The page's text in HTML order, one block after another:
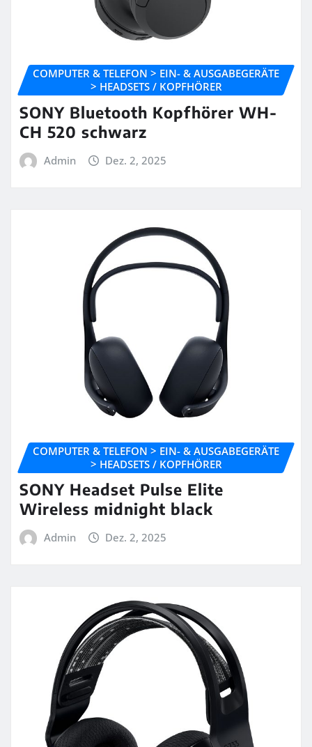
COMPUTER & TELEFON > EIN- & AUSGABEGERÄTE
> HEADSETS / KOPFHÖRER
SONY Bluetooth Kopfhörer WH-
CH 520 schwarz
Admin Dez. 2, 2025
COMPUTER & TELEFON > EIN- & AUSGABEGERÄTE
> HEADSETS / KOPFHÖRER
SONY Headset Pulse Elite
Wireless midnight black
Admin Dez. 2, 2025